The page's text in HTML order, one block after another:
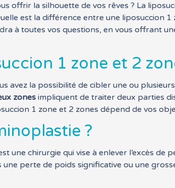
offrir la silhouette de vos rêves ? La
est la différence entre une liposuccion
à toutes vos questions, en vous offrant
1 zone et 2
avez la possibilité de cibler une ou
zones impliquent de traiter deux parties
1 zone et 2 zones dépend de vos
?
une chirurgie qui vise à enlever l’excès de
une perte de poids significative ou une